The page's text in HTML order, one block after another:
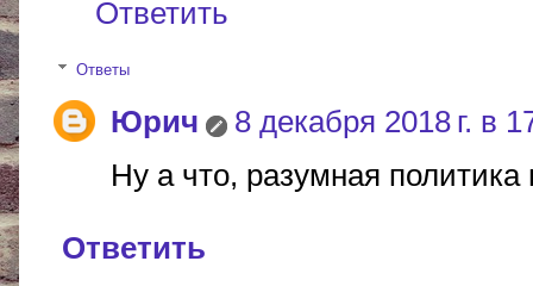
Ответить
Ответы
Юрич
8 декабря 2018 г. в
Ну а что, разумная
Ответить